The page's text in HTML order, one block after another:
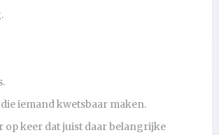
iemand kwetsbaar maken.
op keer dat juist daar belangrijke